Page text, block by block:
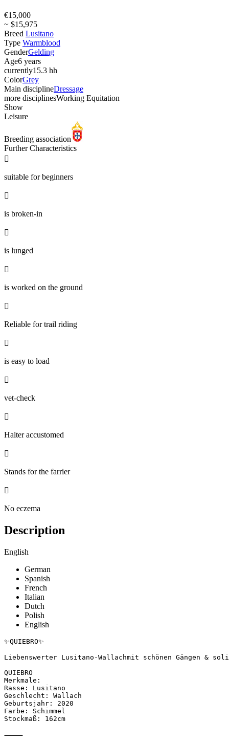
€15,000
~ $15,975
Breed Lusitano
Type Warmblood
GenderGelding
Age6 years
currently15.3 hh
ColorGrey
Main disciplineDressage
more disciplinesWorking Equitation
Show
Leisure
Breeding association
Further Characteristics

suitable for beginners

is broken-in

is lunged

is worked on the ground

Reliable for trail riding

is easy to load

vet-check

Halter accustomed

Stands for the farrier

No eczema
Description
English
German
Spanish
French
Italian
Dutch
Polish
English
✨QUIEBRO✨
Liebenswerter Lusitano-Wallachmit schönen Gängen &
QUIEBRO
Merkmale:
Rasse: Lusitano
Geschlecht: Wallach
Geburtsjahr: 2020
Farbe: Schimmel
Stockmaß: 162cm
⸻